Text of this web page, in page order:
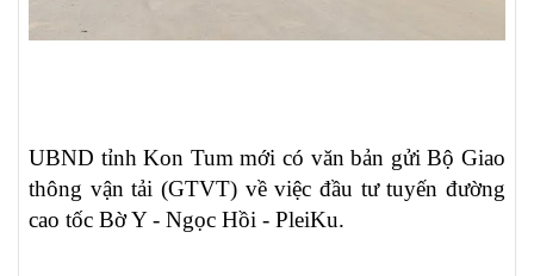
UBND tỉnh Kon Tum mới có văn bản gửi Bộ Giao
thông vận tải (GTVT) về việc đầu tư tuyến đường
cao tốc Bờ Y - Ngọc Hồi - PleiKu.